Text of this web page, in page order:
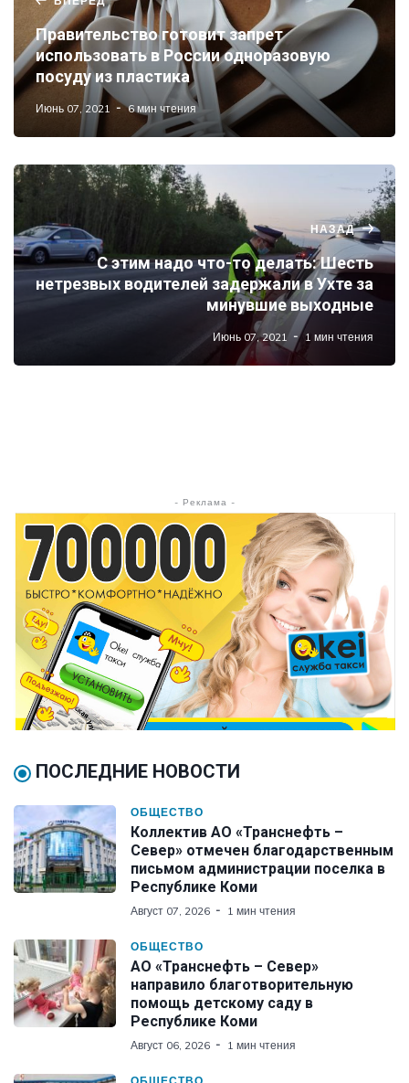
Правительство готовит запрет
использовать в России одноразовую
посуду из пластика
Июнь 07, 2021 6 мин чтения
НАЗАД
С этим надо что-то делать: Шесть
нетрезвых водителей задержали в Ухте за
минувшие выходные
Июнь 07, 2021 1 мин чтения
- Реклама -
ПОСЛЕДНИЕ НОВОСТИ
ОБЩЕСТВО
Коллектив АО «Транснефть –
Север» отмечен благодарственным
письмом администрации поселка в
Республике Коми
Август 07, 2026 1 мин чтения
ОБЩЕСТВО
АО «Транснефть – Север»
направило благотворительную
помощь детскому саду в
Республике Коми
Август 06, 2026 1 мин чтения